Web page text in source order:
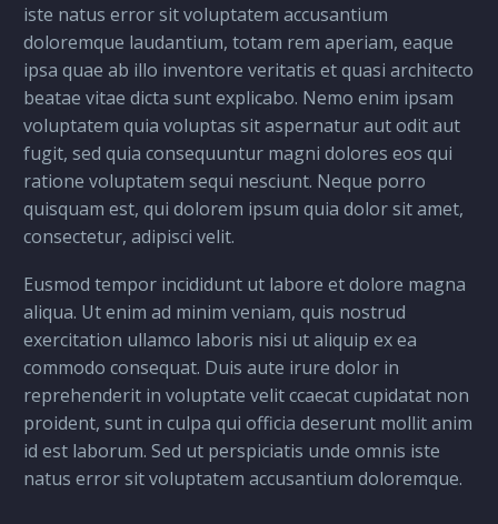
iste natus error sit voluptatem accusantium
doloremque laudantium, totam rem aperiam, eaque
ipsa quae ab illo inventore veritatis et quasi architecto
beatae vitae dicta sunt explicabo. Nemo enim ipsam
voluptatem quia voluptas sit aspernatur aut odit aut
fugit, sed quia consequuntur magni dolores eos qui
ratione voluptatem sequi nesciunt. Neque porro
quisquam est, qui dolorem ipsum quia dolor sit amet,
consectetur, adipisci velit.
Eusmod tempor incididunt ut labore et dolore magna
aliqua. Ut enim ad minim veniam, quis nostrud
exercitation ullamco laboris nisi ut aliquip ex ea
commodo consequat. Duis aute irure dolor in
reprehenderit in voluptate velit ccaecat cupidatat non
proident, sunt in culpa qui officia deserunt mollit anim
id est laborum. Sed ut perspiciatis unde omnis iste
natus error sit voluptatem accusantium doloremque.